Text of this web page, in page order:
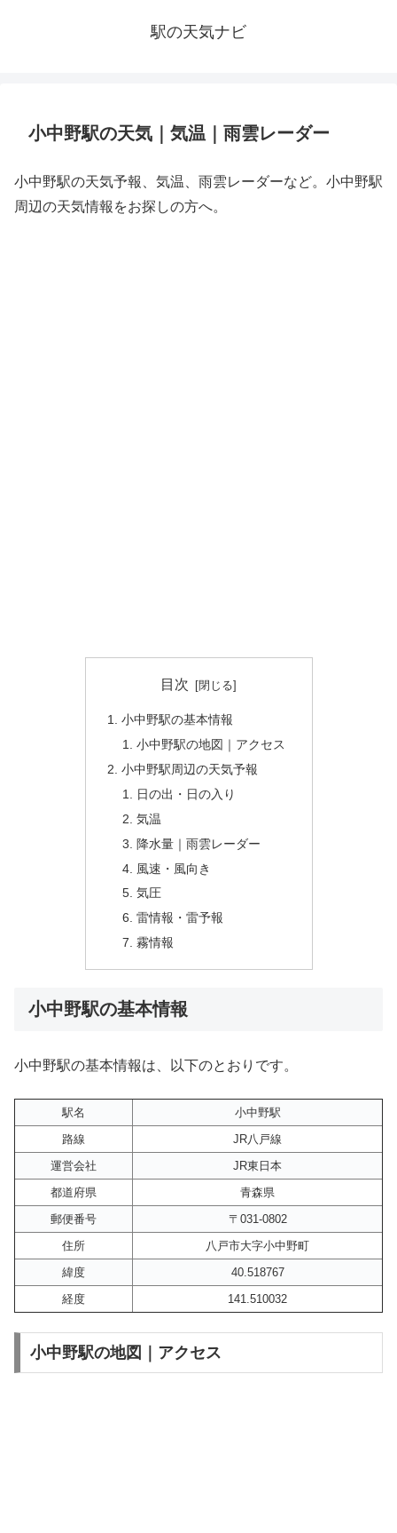
駅の天気ナビ
小中野駅の天気｜気温｜雨雲レーダー
小中野駅の天気予報、気温、雨雲レーダーなど。小中野駅
周辺の天気情報をお探しの方へ。
目次
小中野駅の基本情報
小中野駅の地図｜アクセス
小中野駅周辺の天気予報
日の出・日の入り
気温
降水量｜雨雲レーダー
風速・風向き
気圧
雷情報・雷予報
霧情報
小中野駅の基本情報
小中野駅の基本情報は、以下のとおりです。
駅名
小中野駅
路線
JR八戸線
運営会社
JR東日本
都道府県
青森県
郵便番号
〒031-0802
住所
八戸市大字小中野町
緯度
40.518767
経度
141.510032
小中野駅の地図｜アクセス